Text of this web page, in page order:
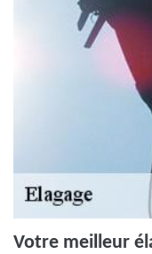
Votre meilleur